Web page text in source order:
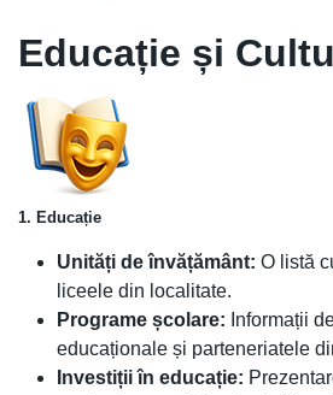
Educație și
1. Educație
Unități de învățământ: O listă
liceele din localitate.
Programe școlare: Informații
educaționale și parteneriatele
Investiții în educație: